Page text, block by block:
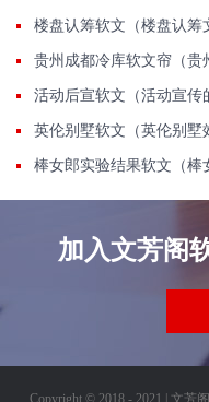
楼盘认筹软文（楼盘认筹
贵州成都冷库软文帘（贵
活动后宣软文（活动宣传
英伦别墅软文（英伦别墅
棒女郎实验结果软文（棒
加入文芳阁
Copyright © 2018 - 2021 | 文芳